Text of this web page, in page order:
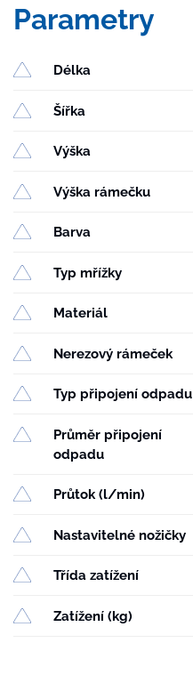
Parametry
Délka
Šířka
Výška
Výška rámečku
Barva
Typ mřížky
Materiál
Nerezový rámeček
Typ připojení odpadu
Průměr připojení
odpadu
Průtok (l/min)
Nastavitelné nožičky
Třída zatížení
Zatížení (kg)